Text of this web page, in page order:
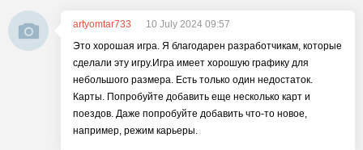
artyomtar733
10 July 2024 09:57
Это хорошая игра. Я благодарен разработчикам, которые
сделали эту игру.Игра имеет хорошую графику для
небольшого размера. Есть только один недостаток.
Карты. Попробуйте добавить еще несколько карт и
поездов. Даже попробуйте добавить что-то новое,
например, режим карьеры.